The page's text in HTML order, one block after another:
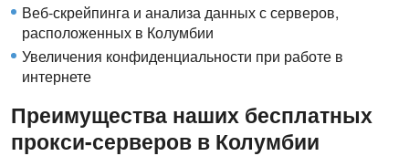
Веб-скрейпинга и анализа данных с серверов,
расположенных в Колумбии
Увеличения конфиденциальности при работе в
интернете
Преимущества наших бесплатных
прокси-серверов в Колумбии